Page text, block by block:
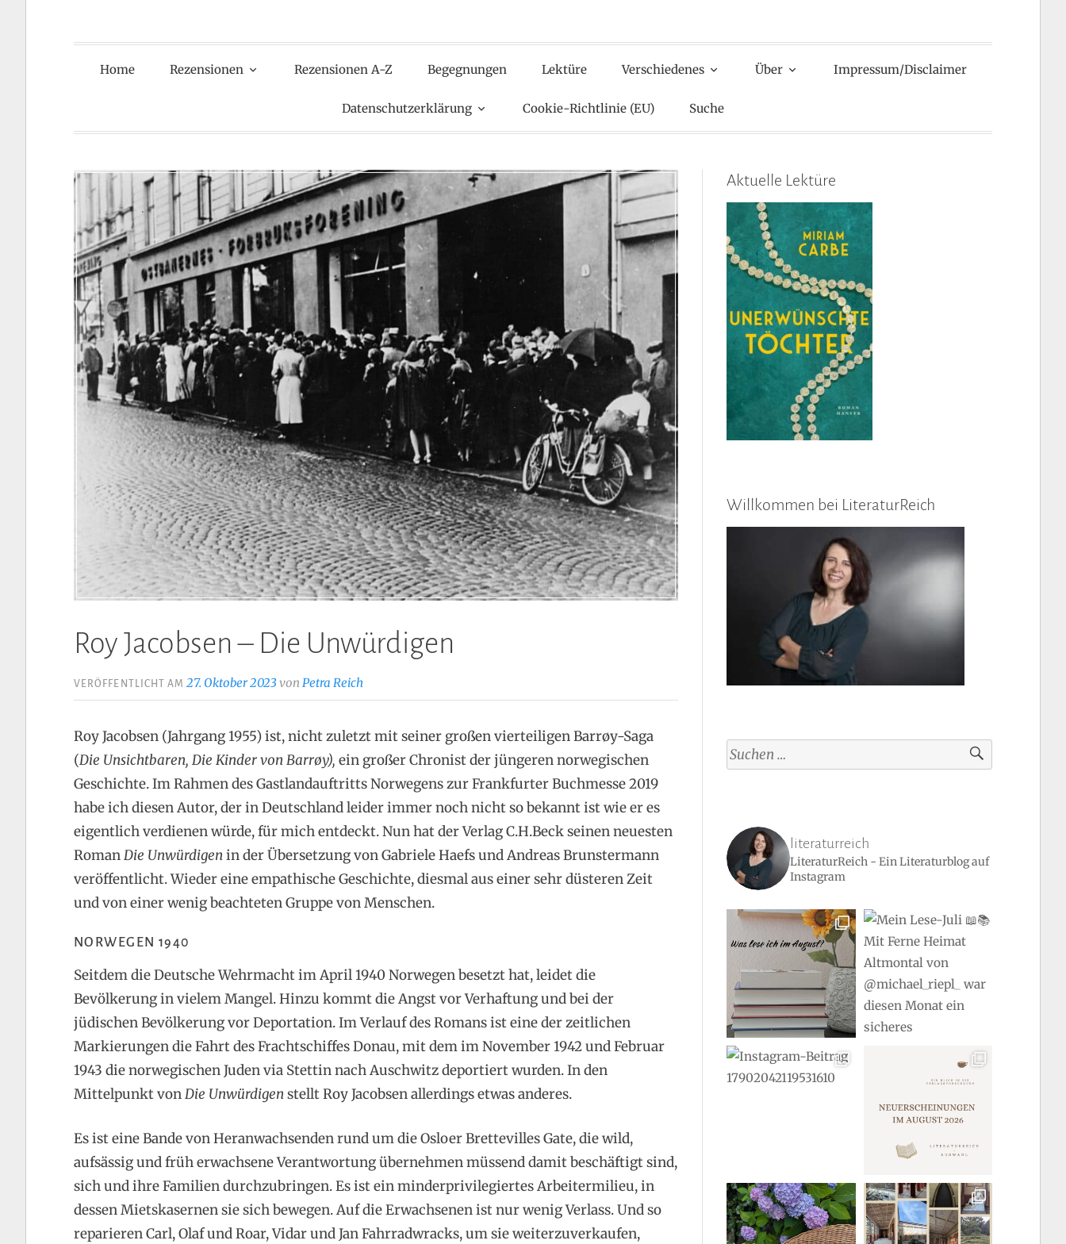
Home Rezensionen Rezensionen A-Z Begegnungen Lektüre Verschiedenes Über Impressum/Disclaimer
Datenschutzerklärung Cookie-Richtlinie (EU) Suche
Roy Jacobsen – Die Unwürdigen
VERÖFFENTLICHT AM27. Oktober 2023 von Petra Reich
Roy Jacobsen (Jahrgang 1955) ist, nicht zuletzt mit seiner großen vierteiligen Barrøy-Saga
(Die Unsichtbaren, Die Kinder vonBarrøy), ein großer Chronist der jüngeren norwegischen
Geschichte. Im Rahmen des Gastlandauftritts Norwegens zur Frankfurter Buchmesse 2019
habe ich diesen Autor, der in Deutschland leider immer noch nicht so bekannt ist wie er es
eigentlich verdienen würde, für mich entdeckt. Nun hat der Verlag C.H.Beck seinen neuesten
RomanDie Unwürdigenin der Übersetzung von Gabriele Haefs und Andreas Brunstermann
veröffentlicht. Wieder eine empathische Geschichte, diesmal aus einer sehr düsteren Zeit
und von einer wenig beachteten Gruppe von Menschen.
NORWEGEN 1940
Seitdem die Deutsche Wehrmacht im April 1940 Norwegen besetzt hat, leidet die
Bevölkerung in vielem Mangel. Hinzu kommt die Angst vor Verhaftung und bei der
jüdischen Bevölkerung vor Deportation. Im Verlauf des Romans ist eine der zeitlichen
Markierungen die Fahrt des Frachtschiffes Donau, mit dem im November 1942 und Februar
1943 die norwegischen Juden via Stettin nach Auschwitz deportiert wurden. In den
Mittelpunkt vonDie Unwürdigenstellt Roy Jacobsen allerdings etwas anderes.
Es ist eine Bande von Heranwachsenden rund um die Osloer Brettevilles Gate, die wild,
aufsässig und früh erwachsene Verantwortung übernehmen müssend damit beschäftigt sind,
sich und ihre Familien durchzubringen. Es ist ein minderprivilegiertes Arbeitermilieu, in
dessen Mietskasernen sie sich bewegen. Auf die Erwachsenen ist nur wenig Verlass. Und so
reparieren Carl, Olaf und Roar, Vidar und Jan Fahrradwracks, um sie weiterzuverkaufen,
Aktuelle Lektüre
Willkommen bei LiteraturReich
Suchen
nach:
literaturreich
LiteraturReich - Ein Literaturblog auf
Instagram